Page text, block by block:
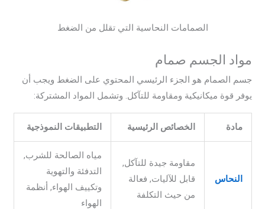
الصمامات النحاسية التي تقلل من الضغط
مواد الجسم صمام
جسم الصمام هو الجزء الرئيسي المحتوي على الضغط ويجب أن
يوفر قوة ميكانيكية ومقاومة للتآكل. وتشمل المواد المشتركة:
مادة الخصائص الرئيسية التطبيقات النموذجية
النحاس
مقاومة جيدة للتآكل,
قابل للآليات, فعالة
من حيث التكلفة
مياه الصالحة للشرب,
التدفئة والتهوية
وتكييف الهواء, أنظمة
الهواء